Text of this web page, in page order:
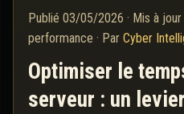
Publié 03/05/2026 · Mis à jour
performance · Par Cyber
Optimiser le
serveur : un